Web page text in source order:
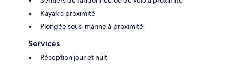
Kayak à proximité
Plongée sous-marine à proximité
Services
Réception jour et nuit